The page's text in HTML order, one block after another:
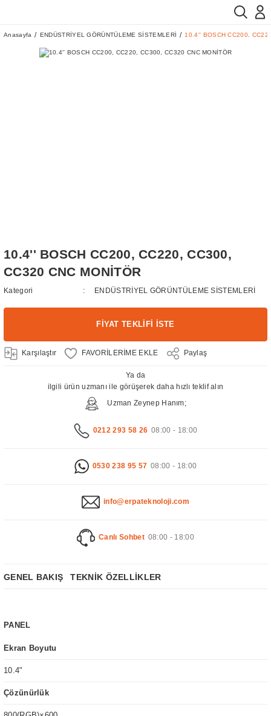
Anasayfa ENDÜSTRİYEL GÖRÜNTÜLEME SİSTEMLERİ 10.4'' BOSCH CC200,
10.4'' BOSCH CC200, CC220, CC300,
CC320 CNC MONİTÖR
Kategori ENDÜSTRİYEL GÖRÜNTÜLEME SİSTEMLERİ
FİYAT TEKLİFİ İSTE
Karşılaştır Paylaş
Ya da
ilgili ürün uzmanı ile görüşerek daha hızlı teklif alın
Uzman Zeynep Hanım;
0212 293 58 26 08:00 - 18:00
0530 238 95 57 08:00 - 18:00
info@erpateknoloji.com
Canlı Sohbet 08:00 - 18:00
GENEL BAKIŞ TEKNİK ÖZELLİKLER
PANEL
Ekran Boyutu
10.4"
Çözünürlük